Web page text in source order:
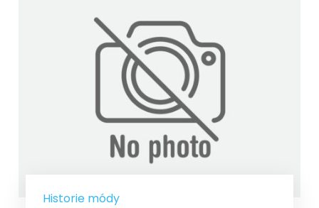
Historie módy